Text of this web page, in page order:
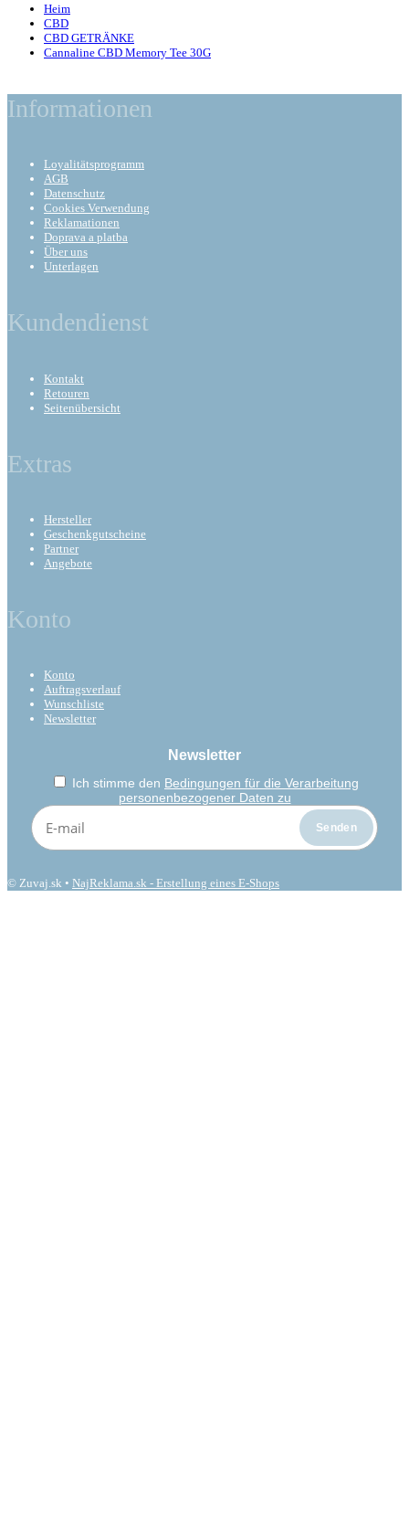
Heim
CBD
CBD GETRÄNKE
Cannaline CBD Memory Tee 30G
Informationen
Loyalitätsprogramm
AGB
Datenschutz
Cookies Verwendung
Reklamationen
Doprava a platba
Über uns
Unterlagen
Kundendienst
Kontakt
Retouren
Seitenübersicht
Extras
Hersteller
Geschenkgutscheine
Partner
Angebote
Konto
Konto
Auftragsverlauf
Wunschliste
Newsletter
Newsletter
Ich stimme den Bedingungen für die Verarbeitung
personenbezogener Daten zu
© Zuvaj.sk • NajReklama.sk - Erstellung eines E-Shops